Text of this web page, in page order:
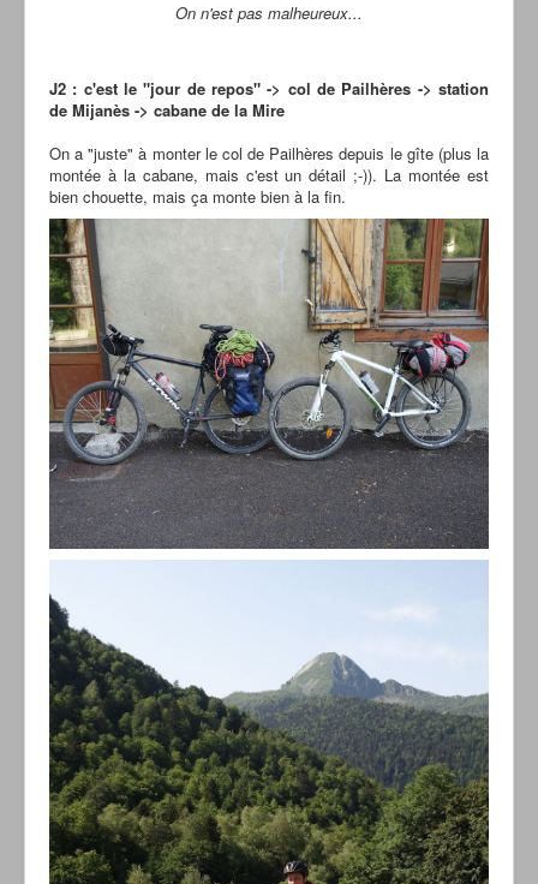
On n'est pas malheureux...
J2 : c'est le "jour de repos" -> col de Pailhères -> station
de Mijanès -> cabane de la Mire
On a "juste" à monter le col de Pailhères depuis le gîte (plus la
montée à la cabane, mais c'est un détail ;-)). La montée est
bien chouette, mais ça monte bien à la fin.